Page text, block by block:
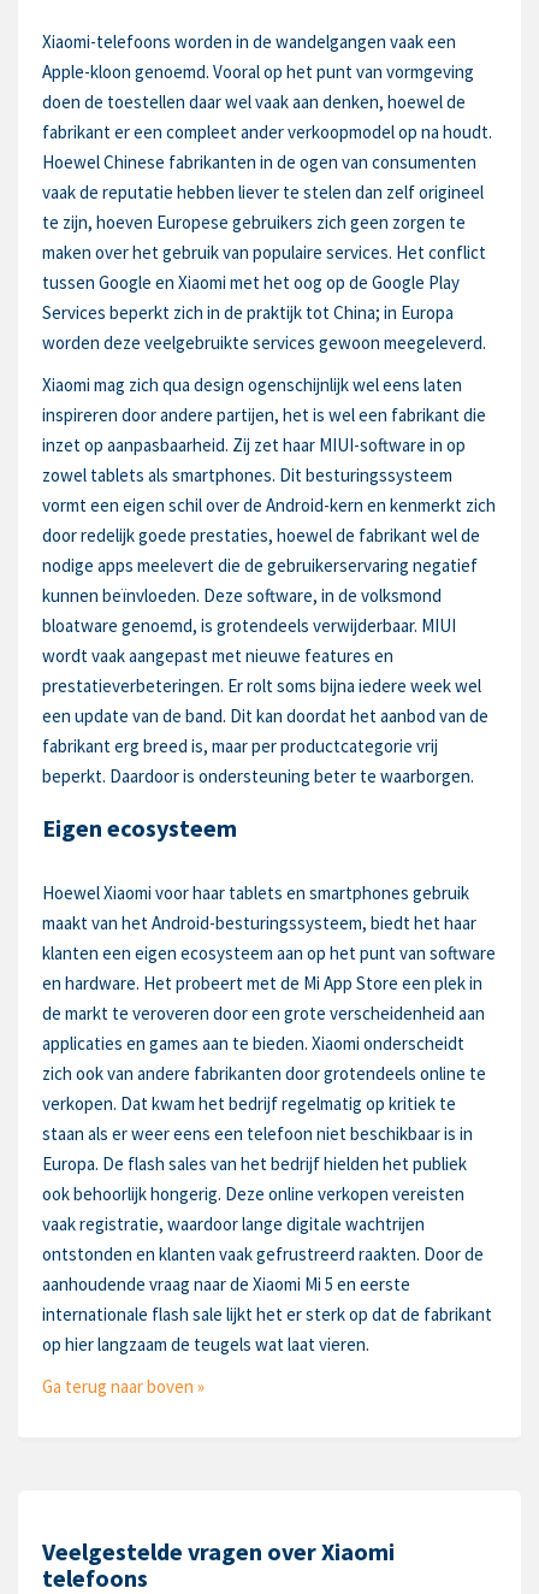
Xiaomi-telefoons worden in de wandelgangen vaak een
Apple-kloon genoemd. Vooral op het punt van vormgeving
doen de toestellen daar wel vaak aan denken, hoewel de
fabrikant er een compleet ander verkoopmodel op na houdt.
Hoewel Chinese fabrikanten in de ogen van consumenten
vaak de reputatie hebben liever te stelen dan zelf origineel
te zijn, hoeven Europese gebruikers zich geen zorgen te
maken over het gebruik van populaire services. Het conflict
tussen Google en Xiaomi met het oog op de Google Play
Services beperkt zich in de praktijk tot China; in Europa
worden deze veelgebruikte services gewoon meegeleverd.
Xiaomi mag zich qua design ogenschijnlijk wel eens laten
inspireren door andere partijen, het is wel een fabrikant die
inzet op aanpasbaarheid. Zij zet haar MIUI-software in op
zowel tablets als smartphones. Dit besturingssysteem
vormt een eigen schil over de Android-kern en kenmerkt zich
door redelijk goede prestaties, hoewel de fabrikant wel de
nodige apps meelevert die de gebruikerservaring negatief
kunnen beïnvloeden. Deze software, in de volksmond
bloatware genoemd, is grotendeels verwijderbaar. MIUI
wordt vaak aangepast met nieuwe features en
prestatieverbeteringen. Er rolt soms bijna iedere week wel
een update van de band. Dit kan doordat het aanbod van de
fabrikant erg breed is, maar per productcategorie vrij
beperkt. Daardoor is ondersteuning beter te waarborgen.
Eigen ecosysteem
Hoewel Xiaomi voor haar tablets en smartphones gebruik
maakt van het Android-besturingssysteem, biedt het haar
klanten een eigen ecosysteem aan op het punt van software
en hardware. Het probeert met de Mi App Store een plek in
de markt te veroveren door een grote verscheidenheid aan
applicaties en games aan te bieden. Xiaomi onderscheidt
zich ook van andere fabrikanten door grotendeels online te
verkopen. Dat kwam het bedrijf regelmatig op kritiek te
staan als er weer eens een telefoon niet beschikbaar is in
Europa. De flash sales van het bedrijf hielden het publiek
ook behoorlijk hongerig. Deze online verkopen vereisten
vaak registratie, waardoor lange digitale wachtrijen
ontstonden en klanten vaak gefrustreerd raakten. Door de
aanhoudende vraag naar de Xiaomi Mi 5 en eerste
internationale flash sale lijkt het er sterk op dat de fabrikant
op hier langzaam de teugels wat laat vieren.
Ga terug naar boven »
Veelgestelde vragen over Xiaomi
telefoons